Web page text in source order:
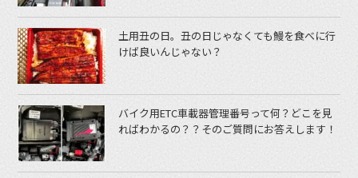
土用丑の日。丑の日じゃなくても鰻を食べに行
けば良いんじゃない？
バイク用ETC車載器管理番号って何？どこを見
ればわかるの？？そのご質問にお答えします！